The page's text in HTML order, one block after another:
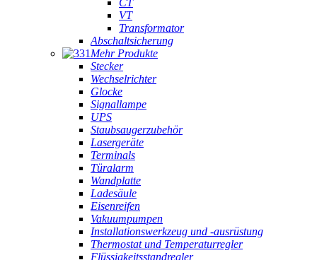
CT
VT
Transformator
Abschaltsicherung
Mehr Produkte
Stecker
Wechselrichter
Glocke
Signallampe
UPS
Staubsaugerzubehör
Lasergeräte
Terminals
Türalarm
Wandplatte
Ladesäule
Eisenreifen
Vakuumpumpen
Installationswerkzeug und -ausrüstung
Thermostat und Temperaturregler
Flüssigkeitsstandregler